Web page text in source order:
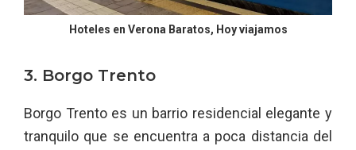
Hoteles en Verona Baratos, Hoy viajamos
3. Borgo Trento
Borgo Trento es un barrio residencial elegante y
tranquilo que se encuentra a poca distancia del